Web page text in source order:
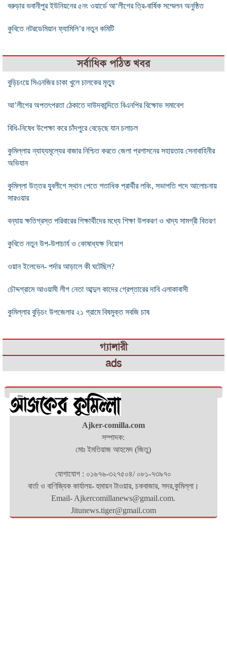
বরুড়ার ভবানীপুর ইউনিয়নের ৫নং ওয়ার্ডে আ‘লীগের ত্রি-বার্ষিক সম্মেলন অনুষ্ঠিত
কুবিতে নটরডেমিয়ান ফ্যামিলি’র নতুন কমিটি
সর্বাধিক পঠিত খবর
বুড়িচংয়ে সিএনজির চাকা খুলে চালকের মৃত্যু
আ’লীগের অপতৎপরতা ঠেকাতে দাউদকান্দিতে বিএনপির বিক্ষোভ সমাবেশ
বিধি-নিষেধ উপেক্ষা করে চাঁদপুরে বেড়েছে যান চলাচল
কুমিল্লায় ন্যায্যমূল্যের বাজার নিশ্চিত করতে জেলা প্রশাসনের সহায়তায় সেনাবাহিনীর
অভিযান
কুমিল্লা উত্তর যুবলীগে স্থান পেতে শতাধিক প্রার্থীর লবিং, সভাপতি পদে আলোচনায়
সারওয়ার
বন্যায় ক্ষতিগ্রস্ত পরিবারের শিক্ষার্থীদের মধ্যে শিক্ষা উপকরণ ও খাদ্য সামগ্রী বিতরণ
কুবিতে নতুন উপ-উপাচার্য ও কোষাধ্যক্ষ নিয়োগ
ওয়ান ইলেভেন- পর্দার আড়ালে কী ঘটেছিল?
চৌদ্দগ্রামে আওয়ামী লীগ নেতা আব্দুল কাদের গ্রেপ্তারের দাবি এলাকাবাসী
কুমিল্লার বুড়িচং উপজেলার ২১ গ্রামে বিষমুক্ত সবজি চাষ
গ্যালারী
ads
Ajker-comilla.com
সম্পাদক:
মোঃ ইমতিয়াজ আহমেদ (জিতু)
যোগাযোগ : ০১৬৭৬-৩২৭৫০৪/ ০৮১-৭৩৯৭০
বার্তা ও বাণিজ্যিক কার্যালয়- হুমায়ন টাওয়ার, চকবাজার, সদর,কুমিল্লা।
Email- Ajkercomillanews@gmail.com.
Jitunews.tiger@gmail.com